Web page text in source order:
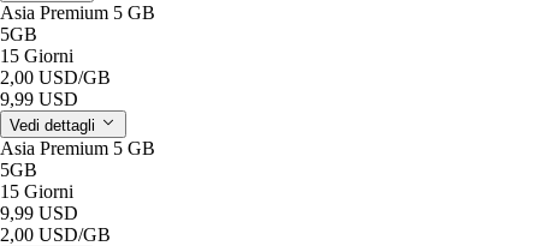
Asia Premium 5 GB
5GB
15 Giorni
2,00 USD/GB
9,99 USD
Vedi dettagli
Asia Premium 5 GB
5GB
15 Giorni
9,99 USD
2,00 USD/GB